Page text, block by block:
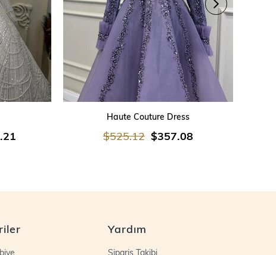
Haute Couture Dress
$357.08
$525.12
Yardım
Sipariş Takibi